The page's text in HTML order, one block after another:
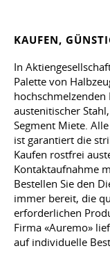
KAUFEN,
In
Palette von
austenitischer
Segment Miete.
ist garantiert die
Kaufen rostfrei
Kontaktaufnahme
Bestellen Sie den
immer bereit, die
erforderlichen
Firma «Auremo»
auf individuelle